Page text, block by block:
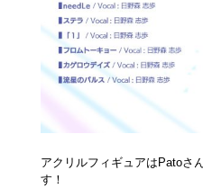
アクリルフィギュアはPatoさ
す！